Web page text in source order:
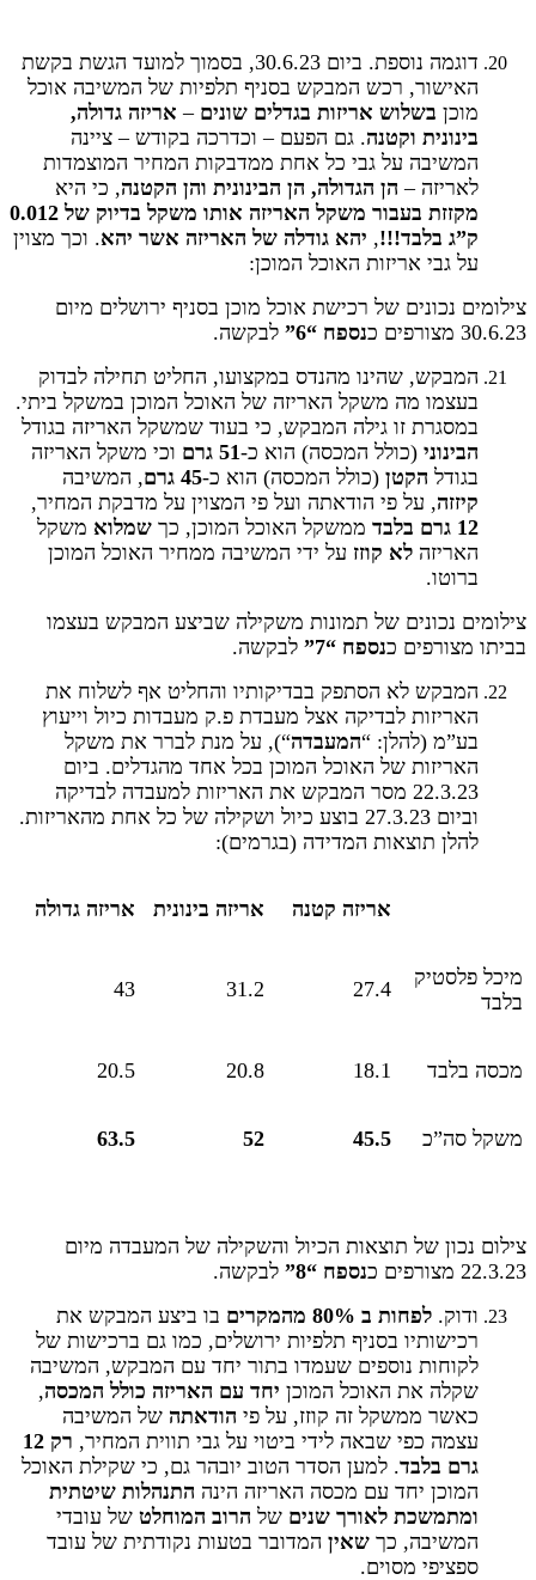
דוגמה נוספת. ביום 30.6.23, בסמוך למועד הגשת בקשת
האישור, רכש המבקש בסניף תלפיות של המשיבה אוכל
מוכן בשלוש אריזות בגדלים שונים – אריזה גדולה,
בינונית וקטנה. גם הפעם – וכדרכה בקודש – ציינה
המשיבה על גבי כל אחת ממדבקות המחיר המוצמדות
לאריזה – הן הגדולה, הן הבינונית והן הקטנה, כי היא
מקזזת בעבור משקל האריזה אותו משקל בדיוק של 0.012
ק”ג בלבד!!!, יהא גודלה של האריזה אשר יהא. וכך מצוין
על גבי אריזות האוכל המוכן:
צילומים נכונים של רכישת אוכל מוכן בסניף ירושלים מיום
30.6.23 מצורפים כ
נספח “6”
לבקשה.
המבקש, שהינו מהנדס במקצועו, החליט תחילה לבדוק
בעצמו מה משקל האריזה של האוכל המוכן במשקל ביתי.
במסגרת זו גילה המבקש, כי בעוד שמשקל האריזה בגודל
הבינוני (כולל המכסה) הוא כ-51 גרם
וכי משקל האריזה
בגודל הקטן (כולל המכסה) הוא כ-45 גרם
, המשיבה
קיזזה, על פי הודאתה ועל פי המצוין על מדבקת המחיר,
12 גרם בלבד
ממשקל האוכל המוכן, כך שמלוא משקל
האריזה לא קוזז על ידי המשיבה ממחיר האוכל המוכן
ברוטו.
צילומים נכונים של תמונות משקילה שביצע המבקש בעצמו
בביתו מצורפים כנספח “7”
לבקשה.
המבקש לא הסתפק בבדיקותיו והחליט אף לשלוח את
האריזות לבדיקה אצל מעבדת פ.ק מעבדות כיול וייעוץ
בע”מ (להלן: “המעבדה“), על מנת לברר את משקל
האריזות של האוכל המוכן בכל אחד מהגדלים. ביום
22.3.23 מסר המבקש את האריזות למעבדה לבדיקה
וביום 27.3.23 בוצע כיול ושקילה של כל אחת מהאריזות.
להלן תוצאות המדידה (בגרמים):
אריזה קטנה אריזה בינונית אריזה גדולה
מיכל פלסטיק
בלבד
27.4
31.2
43
מכסה בלבד 18.1
20.8
20.5
משקל סה”כ 45.5
52
63.5
צילום נכון של תוצאות הכיול והשקילה של המעבדה מיום
22.3.23 מצורפים כ
נספח “8”
לבקשה.
ודוק. לפחות ב 80% מהמקרים
בו ביצע המבקש את
רכישותיו בסניף תלפיות ירושלים, כמו גם ברכישות של
לקוחות נוספים שעמדו בתור יחד עם המבקש, המשיבה
שקלה את האוכל המוכן יחד עם האריזה כולל המכסה,
כאשר ממשקל זה קוזז, על פי הודאתה של המשיבה
עצמה כפי שבאה לידי ביטוי על גבי תווית המחיר,
רק 12
גרם בלבד. למען הסדר הטוב יובהר גם, כי שקילת האוכל
המוכן יחד עם מכסה האריזה הינה התנהלות שיטתית
ומתמשכת לאורך שנים של הרוב המוחלט של עובדי
המשיבה, כך שאין המדובר בטעות נקודתית של עובד
ספציפי מסוים.